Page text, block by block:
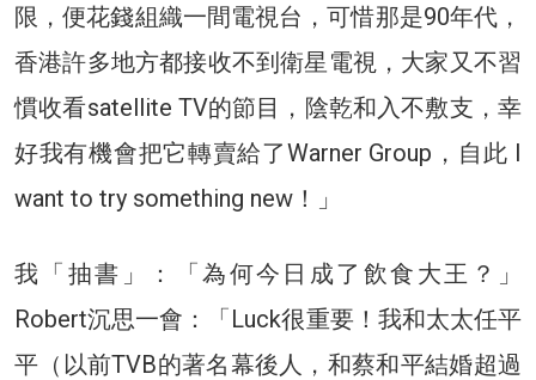
限，便花錢組織一間電視台，可惜那是90年代，
香港許多地方都接收不到衛星電視，大家又不習
慣收看satellite TV的節目，陰乾和入不敷支，幸
好我有機會把它轉賣給了Warner Group，自此 I
want to try something new！」
我「抽書」：「為何今日成了飲食大王？」
Robert沉思一會：「Luck很重要！我和太太任平
平（以前TVB的著名幕後人，和蔡和平結婚超過